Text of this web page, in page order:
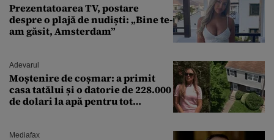
Prezentatoarea TV, postare
despre o plajă de nudiști: „Bine te-
am găsit, Amsterdam”
Adevarul
Moștenire de coșmar: a primit
casa tatălui și o datorie de 228.000
de dolari la apă pentru tot
Mediafax